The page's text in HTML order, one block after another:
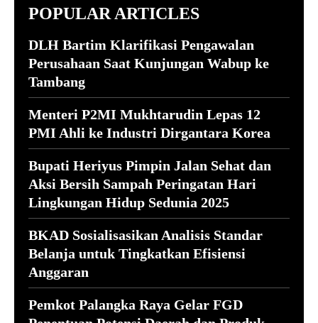
POPULAR ARTICLES
DLH Bartim Klarifikasi Pengawalan
Perusahaan Saat Kunjungan Wabup ke
Tambang
Menteri P2MI Mukhtarudin Lepas 12
PMI Ahli ke Industri Dirgantara Korea
Bupati Heriyus Pimpin Jalan Sehat dan
Aksi Bersih Sampah Peringatan Hari
Lingkungan Hidup Sedunia 2025
BKAD Sosialisasikan Analisis Standar
Belanja untuk Tingkatkan Efisiensi
Anggaran
Pemkot Palangka Raya Gelar FGD